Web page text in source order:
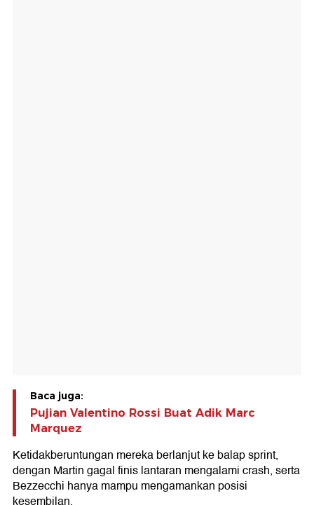
Baca juga:
Pujian Valentino Rossi Buat Adik Marc
Marquez
Ketidakberuntungan mereka berlanjut ke balap sprint,
dengan Martin gagal finis lantaran mengalami crash, serta
Bezzecchi hanya mampu mengamankan posisi